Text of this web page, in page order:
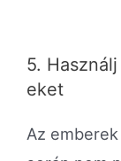
5.
eket
Az